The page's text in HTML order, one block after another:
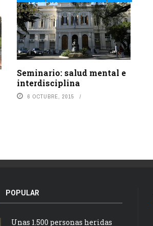
Seminario: salud mental e
interdisciplina
6 OCTUBRE, 2015
POPULAR
Unas 1.500 personas heridas